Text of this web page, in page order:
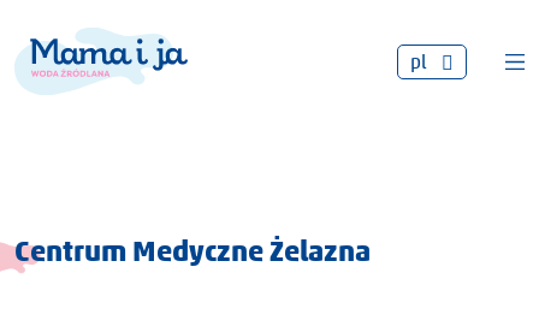
pl
Centrum Medyczne Żelazna